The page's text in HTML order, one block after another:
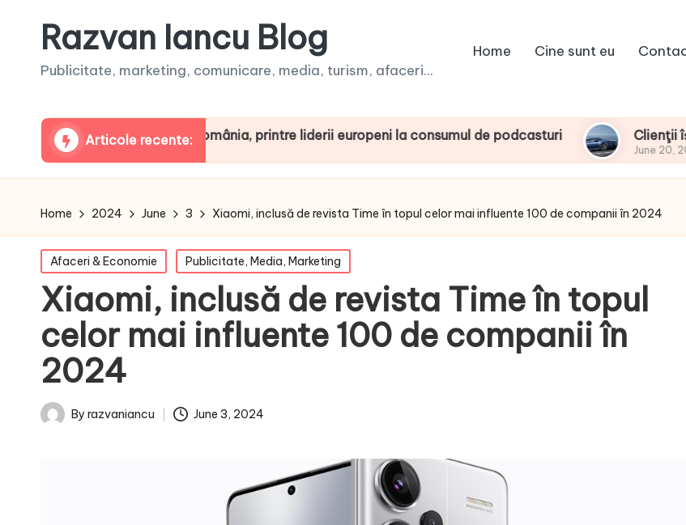
Razvan Iancu Blog
Publicitate, marketing, comunicare, media, turism, afaceri...
Home Cine sunt eu
Articole recente:
ARBOpodcast. România, printre liderii europeni la consumul de podcasturi Clienţii își vor putea
June 20, 2026
Home 2024 June 3 Xiaomi, inclusă de revista Time în topul celor mai influente 100 de companii în 2024
Posted
in
Afaceri & Economie Publicitate, Media, Marketing
Xiaomi, inclusă de revista Time în topul
celor mai influente 100 de companii în
2024
PostedBy razvaniancu June 3, 2024